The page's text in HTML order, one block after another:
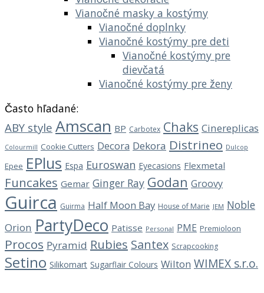
Vianočné masky a kostýmy
Vianočné doplnky
Vianočné kostýmy pre deti
Vianočné kostýmy pre
dievčatá
Vianočné kostýmy pre ženy
Často hľadané:
ABY style Amscan BP Carbotex Chaks Cinereplicas
Colourmill Cookie Cutters Decora Dekora Distrineo Dulcop
Epee EPlus Espa Euroswan Eyecasions Flexmetal
Funcakes Gemar Ginger Ray Godan Groovy
Guirca Guirma Half Moon Bay House of Marie JEM Noble
Orion PartyDeco Patisse Personal PME Premioloon
Procos Pyramid Rubies Santex Scrapcooking
Setino Silikomart Sugarflair Colours Wilton WIMEX s.r.o.